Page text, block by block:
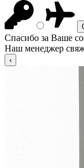
Спасибо за Ваше
Наш менеджер